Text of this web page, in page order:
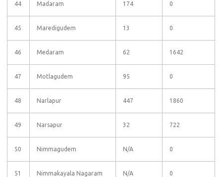
44 Madaram 174 0
45 Maredigudem 13 0
46 Medaram 62 1642
47 Motlagudem 95 0
48 Narlapur 447 1860
49 Narsapur 32 722
50 Nimmagudem N/A 0
51 Nimmakayala Nagaram N/A 0